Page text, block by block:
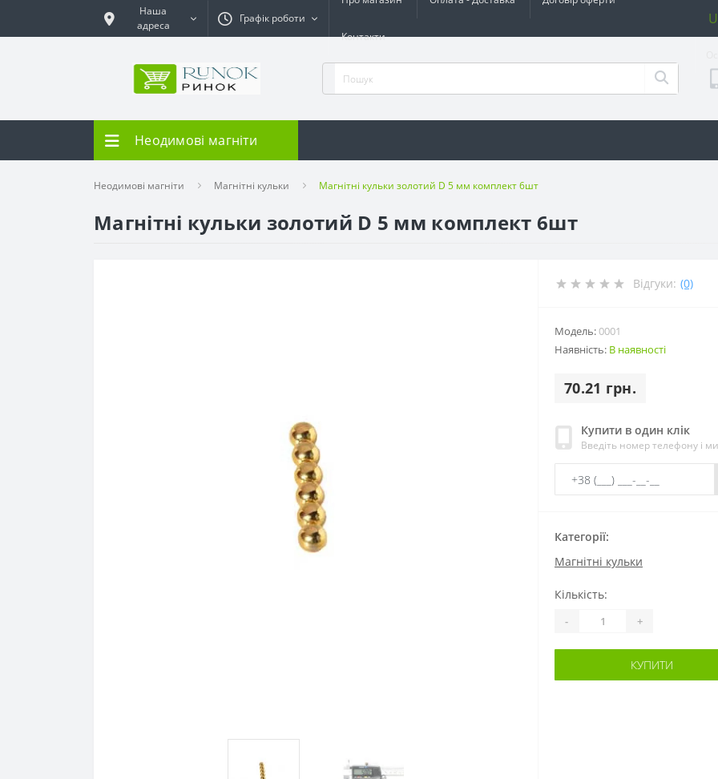
Наша
адреса
Графік роботи
Контакти
Неодимові магніти
Неодимові магніти Магнітні кульки Магнітні кульки золотий D 5 мм комплект 6шт
Магнітні кульки золотий D 5 мм комплект 6шт
Відгуки: (0)
Модель:0001
Наявність: В наявності
70.21 грн.
Купити в один клік
Введіть номер телефону і
Категорії:
Магнітні кульки
Кількість:
- +
КУПИТИ